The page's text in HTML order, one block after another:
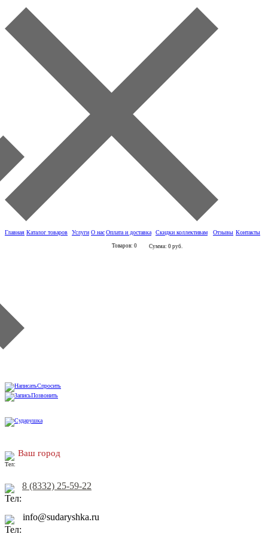
Главная Каталог товаров Услуги О насОплата и доставка Скидки коллективам Отзывы Контакты
Товаров: 0 Сумма: 0 руб.
Спросить
Позвонить
Ваш город
8 (8332) 25-59-22
info@sudaryshka.ru